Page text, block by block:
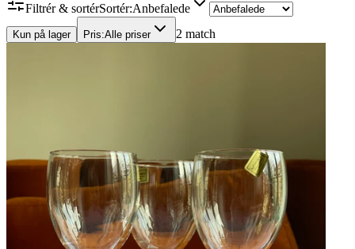
Filtrér & sortérSortér:Anbefalede
Kun på lager Pris:Alle priser 2 match